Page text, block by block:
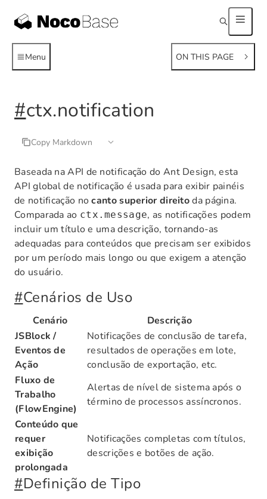
Menu ON THIS PAGE
#ctx.notification
Copy Markdown
Baseada na API de notificação do Ant Design, esta
API global de notificação é usada para exibir painéis
de notificação nocanto superior direitoda página.
Comparada ao ctx.message, as notificações podem
incluir um título e uma descrição, tornando-as
adequadas para conteúdos que precisam ser exibidos
por um período mais longo ou que exigem a atenção
do usuário.
#Cenários de Uso
Cenário
Descrição
JSBlock /
Eventos de
Ação
Notificações de conclusão de tarefa,
resultados de operações em lote,
conclusão de exportação, etc.
Fluxo de
Trabalho
(FlowEngine)
Alertas de nível de sistema após o
término de processos assíncronos.
Conteúdo que
requer
exibição
prolongada
Notificações completas com títulos,
descrições e botões de ação.
#Definição de Tipo